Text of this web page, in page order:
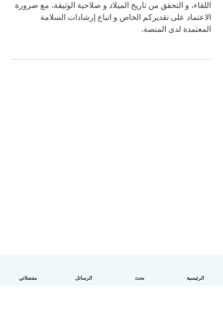
الرئيسية بحث الرسائل مفضلاتي
اللقاء، و التحقق من تاريخ الميلاد و صلاحية الوثيقة، مع ضرورة
الاعتماد على تقديركم الخاص و اتباع إرشادات السلامة
المعتمدة لدى المنصة.